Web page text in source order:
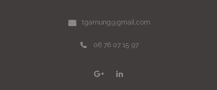
tgarnung@gmail.com
06 76 07 15 97